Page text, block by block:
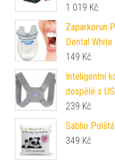
1 019 Kč
Zaparkorun
Dental White
149 Kč
Inteligentní
dospělé s
239 Kč
Sablio
349 Kč